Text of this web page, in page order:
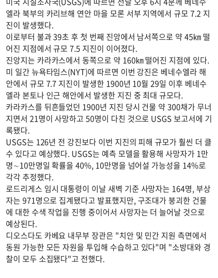
엘라 북부의 카리브해 연안 마을 모론 서부 지역에서 규모 7.2 지
진이 발생했다.
이로부터 불과 39초 후 첫 번째 진앙에서 남서쪽으로 약 45㎞ 떨
어진 지점에서 규모 7.5 지진이 이어졌다.
진앙지는 카라카스에서 동쪽으로 약 160㎞ 떨어진 지점에 있다.
미 일간 뉴욕타임스(NYT)에 따르면 이번 강진은 베네수엘라 해
안에서 규모 7.7 지진이 발생한 1900년 10월 29일 이후 베네수
엘라 본토나 인근 해안에서 발생한 지진 중 최대 규모다.
카라카스를 뒤흔들었던 1900년 지진 당시 건물 약 300채가 무너
지면서 21명이 사망하고 50명이 다친 것으로 USGS 보고서에 기
록됐다.
USGS는 126년 전 강진보다 이번 지진의 피해 규모가 훨씬 더 클
수 있다고 예상했다. USGS는 예측 모델을 활용해 사망자가 1만
명∼10만명일 확률을 40%, 10만명을 넘어설 가능성을 14%로
각각 추정했다.
로드리게스 임시 대통령이 이날 새벽 기준 사망자는 164명, 부상
자는 971명으로 집계됐다고 발표했지만, 구조대가 붕괴한 건물
에 대한 수색 작업을 진행 중이어서 사망자는 더 늘어날 것으로
예상된다.
디오스다도 카베요 내무부 장관은 "치안 및 민간 지원 측면에서
동원 가능한 모든 자원을 투입해 수습하고 있다"며 "소방대와 경
찰이 모두 소집됐다"고 전했다.